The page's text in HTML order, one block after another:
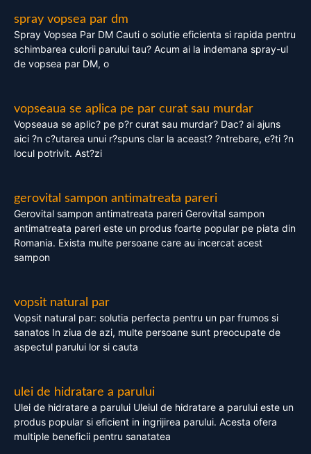
spray vopsea par dm
Spray Vopsea Par DM Cauti o solutie eficienta si rapida pentru
schimbarea culorii parului tau? Acum ai la indemana spray-ul
de vopsea par DM, o
vopseaua se aplica pe par curat sau murdar
Vopseaua se aplic? pe p?r curat sau murdar? Dac? ai ajuns
aici ?n c?utarea unui r?spuns clar la aceast? ?ntrebare, e?ti ?n
locul potrivit. Ast?zi
gerovital sampon antimatreata pareri
Gerovital sampon antimatreata pareri Gerovital sampon
antimatreata pareri este un produs foarte popular pe piata din
Romania. Exista multe persoane care au incercat acest
sampon
vopsit natural par
Vopsit natural par: solutia perfecta pentru un par frumos si
sanatos In ziua de azi, multe persoane sunt preocupate de
aspectul parului lor si cauta
ulei de hidratare a parului
Ulei de hidratare a parului Uleiul de hidratare a parului este un
produs popular si eficient in ingrijirea parului. Acesta ofera
multiple beneficii pentru sanatatea